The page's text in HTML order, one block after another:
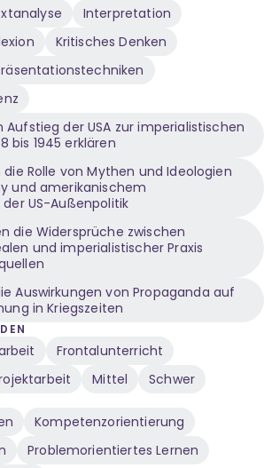
Interpretation
Kritisches Denken
Aufstieg der USA zur imperialistischen
bis 1945 erklären
Rolle von Mythen und Ideologien
und amerikanischem
US-Außenpolitik
die Widersprüche zwischen
und imperialistischer Praxis
Auswirkungen von Propaganda auf
in Kriegszeiten
Frontalunterricht
Mittel Schwer
Kompetenzorientierung
Problemorientiertes Lernen